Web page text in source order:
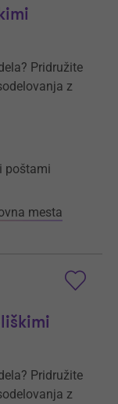
Pridružite
z
poštami
mesta
Pridružite
z